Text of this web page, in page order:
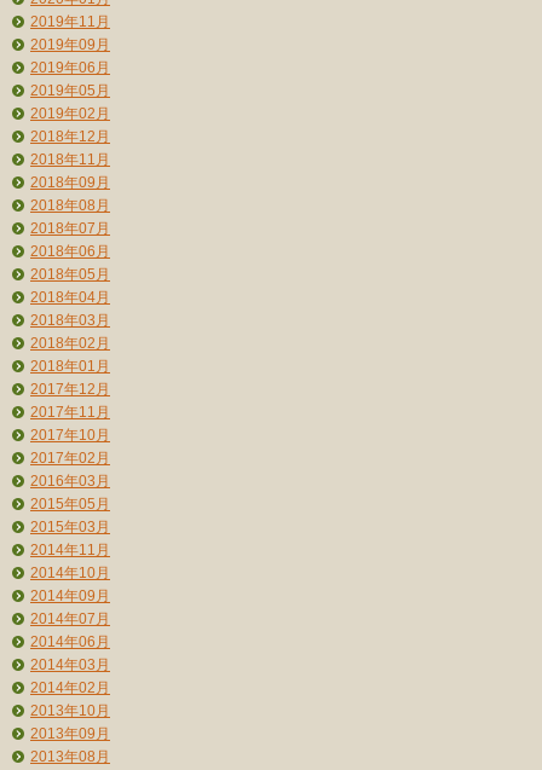
2019年11月
2019年09月
2019年06月
2019年05月
2019年02月
2018年12月
2018年11月
2018年09月
2018年08月
2018年07月
2018年06月
2018年05月
2018年04月
2018年03月
2018年02月
2018年01月
2017年12月
2017年11月
2017年10月
2017年02月
2016年03月
2015年05月
2015年03月
2014年11月
2014年10月
2014年09月
2014年07月
2014年06月
2014年03月
2014年02月
2013年10月
2013年09月
2013年08月